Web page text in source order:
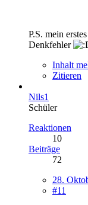
P.S. mein
Denkfehler
Inhalt
Zitieren
Nils1
Schüler
Reaktionen
10
Beiträge
72
28.
#11